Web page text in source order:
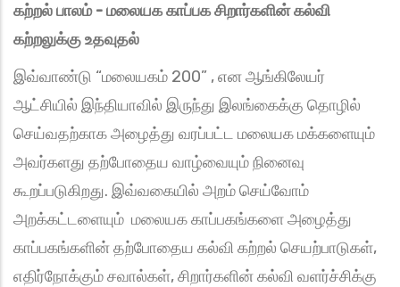
கற்றல் பாலம் - மலையக காப்பக சிறார்களின் கல்வி
கற்றலுக்கு உதவுதல்
இவ்வாண்டு “மலையகம் 200” , என ஆங்கிலேயர்
ஆட்சியில் இந்தியாவில் இருந்து இலங்கைக்கு தொழில்
செய்வதற்காக அழைத்து வரப்பட்ட மலையக மக்களையும்
அவர்களது தற்போதைய வாழ்வையும் நினைவு
கூறப்படுகிறது. இவ்வகையில் அறம் செய்வோம்
அறக்கட்டளையும் மலையக காப்பகங்களை அழைத்து
காப்பகங்களின் தற்போதைய கல்வி கற்றல் செயற்பாடுகள்,
எதிர்நோக்கும் சவால்கள், சிறார்களின் கல்வி வளர்ச்சிக்கு